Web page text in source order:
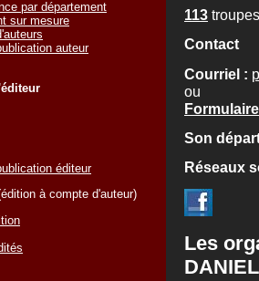
par département
sur mesure
auteur
éditeur
à compte d'auteur)
113
Contact
Courriel :
ou
Son
Réseaux
Les